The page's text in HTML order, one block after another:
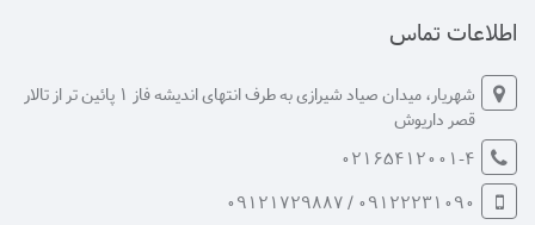
اطلاعات تماس
شهریار، میدان صیاد شیرازی به طرف انتهای اندیشه فاز 1 پائین تر از تالار
قصر داریوش
02165412001-4
09122231090 / 09121729887